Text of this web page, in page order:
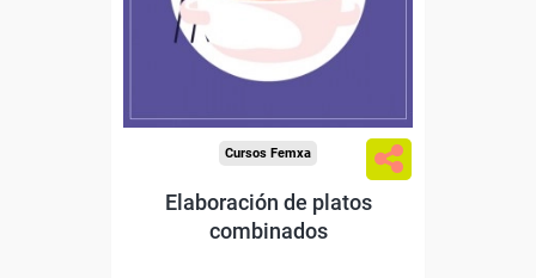
Diploma
Cursos Femxa
Elaboración de platos
combinados